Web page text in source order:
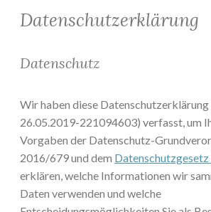
Datenschutzerklärung
Datenschutz
Wir haben diese Datenschutzerklärung
26.05.2019-221094603) verfasst, um
Vorgaben der Datenschutz-
2016/679 und dem Datenschutzgesetz
erklären, welche Informationen wir
Daten verwenden und welche